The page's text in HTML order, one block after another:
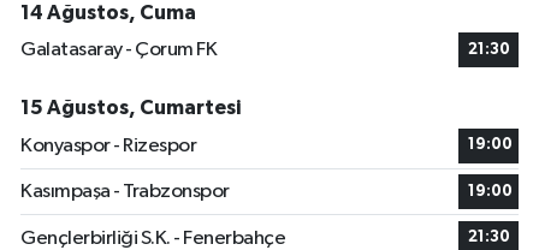
14 Ağustos, Cuma
Galatasaray - Çorum FK
21:30
15 Ağustos, Cumartesi
Konyaspor - Rizespor
19:00
Kasımpaşa - Trabzonspor 19:00
Gençlerbirliği S.K. - Fenerbahçe 21:30